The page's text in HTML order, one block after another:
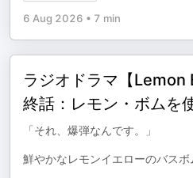
6 Aug 2026 • 7 min
ラジオドラマ【Lemon
終話：レモン・ボムを
「それ、爆弾なんです。」
鮮やかなレモンイエローのバスボ